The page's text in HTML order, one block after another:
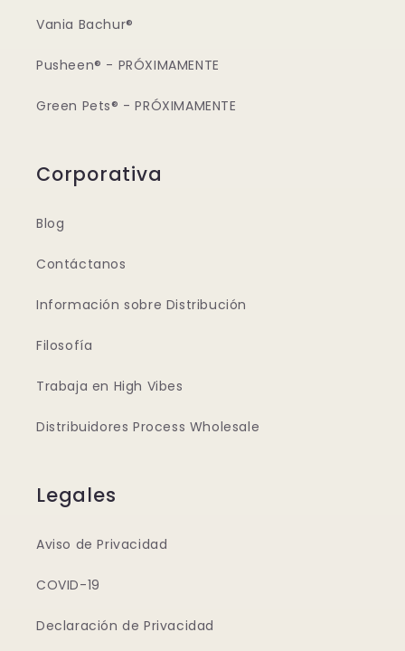
Vania Bachur®
Pusheen® - PRÓXIMAMENTE
Green Pets® - PRÓXIMAMENTE
Corporativa
Blog
Contáctanos
Información sobre Distribución
Filosofía
Trabaja en High Vibes
Distribuidores Process Wholesale
Legales
Aviso de Privacidad
COVID-19
Declaración de Privacidad